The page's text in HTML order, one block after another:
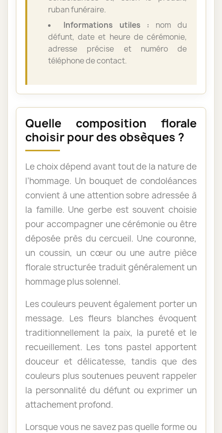
ruban funéraire.
Informations utiles : nom du
défunt, date et heure de cérémonie,
adresse précise et numéro de
téléphone de contact.
Quelle composition florale
choisir pour des obsèques ?
Le choix dépend avant tout de la nature de
l’hommage. Un bouquet de condoléances
convient à une attention sobre adressée à
la famille. Une gerbe est souvent choisie
pour accompagner une cérémonie ou être
déposée près du cercueil. Une couronne,
un coussin, un cœur ou une autre pièce
florale structurée traduit généralement un
hommage plus solennel.
Les couleurs peuvent également porter un
message. Les fleurs blanches évoquent
traditionnellement la paix, la pureté et le
recueillement. Les tons pastel apportent
douceur et délicatesse, tandis que des
couleurs plus soutenues peuvent rappeler
la personnalité du défunt ou exprimer un
attachement profond.
Lorsque vous ne savez pas quelle forme ou